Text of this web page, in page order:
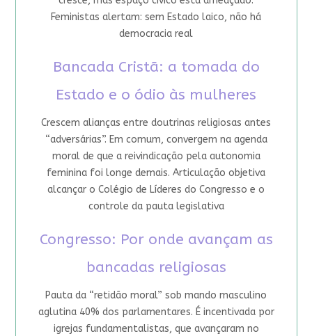
Feministas alertam: sem Estado laico, não há
democracia real
Bancada Cristã: a tomada do
Estado e o ódio às mulheres
Crescem alianças entre doutrinas religiosas antes
“adversárias”. Em comum, convergem na agenda
moral de que a reivindicação pela autonomia
feminina foi longe demais. Articulação objetiva
alcançar o Colégio de Líderes do Congresso e o
controle da pauta legislativa
Congresso: Por onde avançam as
bancadas religiosas
Pauta da “retidão moral” sob mando masculino
aglutina 40% dos parlamentares. É incentivada por
igrejas fundamentalistas, que avançaram no